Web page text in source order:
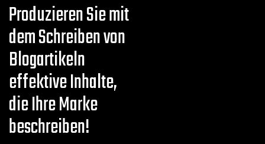
Produzieren Sie mit
dem Schreiben von
Blogartikeln
effektive Inhalte,
die Ihre Marke
beschreiben!